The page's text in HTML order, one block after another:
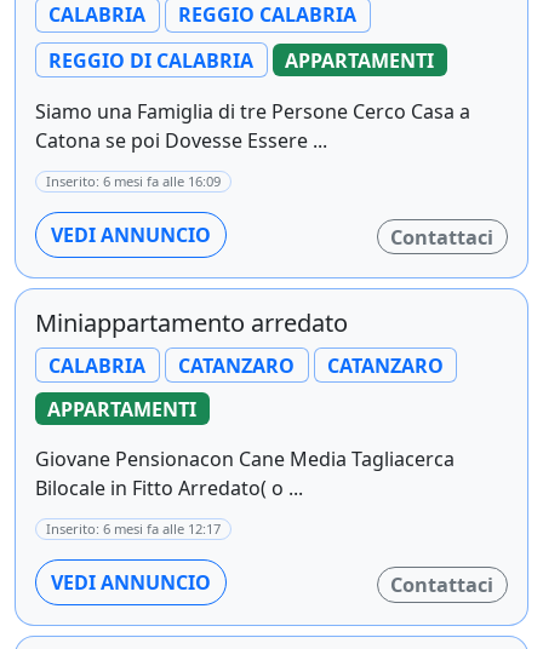
CALABRIA
REGGIO CALABRIA
REGGIO DI CALABRIA
APPARTAMENTI
Siamo una Famiglia di tre Persone Cerco Casa a
Catona se poi Dovesse Essere ...
Inserito: 6 mesi fa alle 16:09
VEDI ANNUNCIO Contattaci
Miniappartamento arredato
CALABRIA CATANZARO
CATANZARO
APPARTAMENTI
Giovane Pensionacon Cane Media Tagliacerca
Bilocale in Fitto Arredato( o ...
Inserito: 6 mesi fa alle 12:17
VEDI ANNUNCIO Contattaci